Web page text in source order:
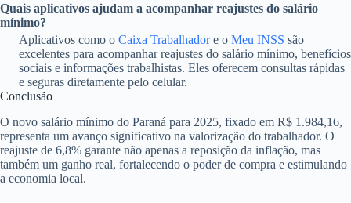
Quais aplicativos ajudam a acompanhar reajustes do salário
mínimo?
Aplicativos como o Caixa Trabalhadore o Meu INSS são
excelentes para acompanhar reajustes do salário mínimo, benefícios
sociais e informações trabalhistas. Eles oferecem consultas rápidas
e seguras diretamente pelo celular.
Conclusão
O novo salário mínimo do Paraná para 2025, fixado em R$ 1.984,16,
representa um avanço significativo na valorização do trabalhador. O
reajuste de 6,8% garante não apenas a reposição da inflação, mas
também um ganho real, fortalecendo o poder de compra e estimulando
a economia local.